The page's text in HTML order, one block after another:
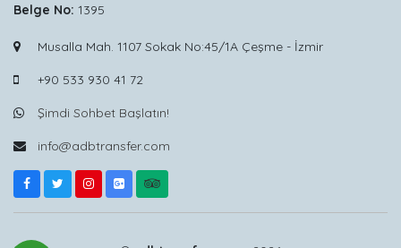
Belge No: 1395
Musalla Mah. 1107 Sokak No:45/1A Çeşme - İzmir
+90 533 930 41 72
Şimdi Sohbet Başlatın!
info@adbtransfer.com